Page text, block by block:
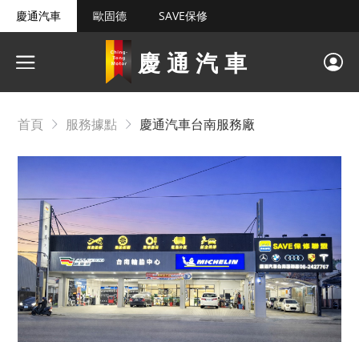
慶通汽車 歐固德 SAVE保修
慶通汽車
首頁 服務據點 慶通汽車台南服務廠